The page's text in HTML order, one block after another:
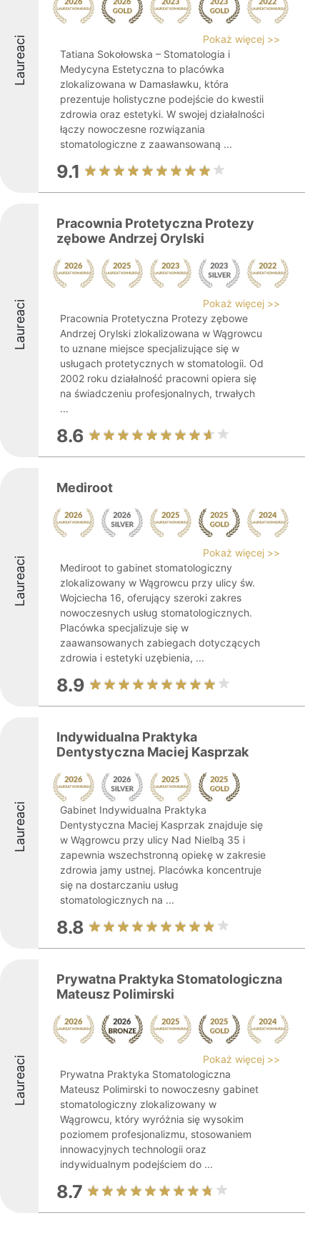
Laureaci
Pokaż więcej >>
Tatiana Sokołowska – Stomatologia i
Medycyna Estetyczna to placówka
zlokalizowana w Damasławku, która
prezentuje holistyczne podejście do kwestii
zdrowia oraz estetyki. W swojej działalności
łączy nowoczesne rozwiązania
stomatologiczne z zaawansowaną ...
9.1
Laureaci
Pracownia Protetyczna Protezy
zębowe Andrzej Orylski
Pokaż więcej >>
Pracownia Protetyczna Protezy zębowe
Andrzej Orylski zlokalizowana w Wągrowcu
to uznane miejsce specjalizujące się w
usługach protetycznych w stomatologii. Od
2002 roku działalność pracowni opiera się
na świadczeniu profesjonalnych, trwałych
...
8.6
Laureaci
Mediroot
Pokaż więcej >>
Mediroot to gabinet stomatologiczny
zlokalizowany w Wągrowcu przy ulicy św.
Wojciecha 16, oferujący szeroki zakres
nowoczesnych usług stomatologicznych.
Placówka specjalizuje się w
zaawansowanych zabiegach dotyczących
zdrowia i estetyki uzębienia, ...
8.9
Laureaci
Indywidualna Praktyka
Dentystyczna Maciej Kasprzak
Gabinet Indywidualna Praktyka
Dentystyczna Maciej Kasprzak znajduje się
w Wągrowcu przy ulicy Nad Nielbą 35 i
zapewnia wszechstronną opiekę w zakresie
zdrowia jamy ustnej. Placówka koncentruje
się na dostarczaniu usług
stomatologicznych na ...
8.8
Laureaci
Prywatna Praktyka Stomatologiczna
Mateusz Polimirski
Pokaż więcej >>
Prywatna Praktyka Stomatologiczna
Mateusz Polimirski to nowoczesny gabinet
stomatologiczny zlokalizowany w
Wągrowcu, który wyróżnia się wysokim
poziomem profesjonalizmu, stosowaniem
innowacyjnych technologii oraz
indywidualnym podejściem do ...
8.7